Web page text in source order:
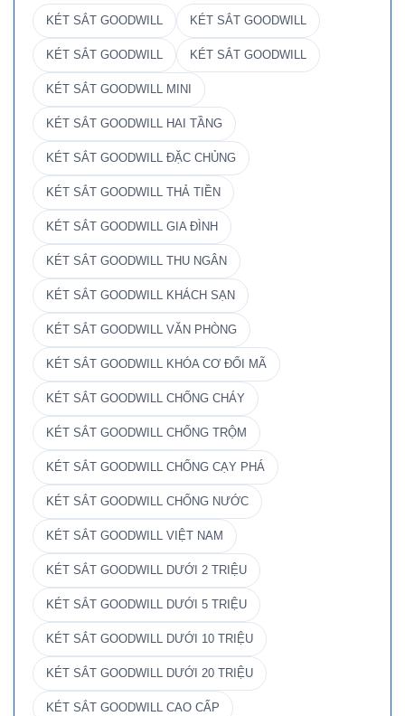
KÉT SẮT GOODWILL KÉT SẮT GOODWILL
KÉT SẮT GOODWILL KÉT SẮT GOODWILL
KÉT SẮT GOODWILL MINI
KÉT SẮT GOODWILL HAI TẦNG
KÉT SẮT GOODWILL ĐẶC CHỦNG
KÉT SẮT GOODWILL THẢ TIỀN
KÉT SẮT GOODWILL GIA ĐÌNH
KÉT SẮT GOODWILL THU NGÂN
KÉT SẮT GOODWILL KHÁCH SẠN
KÉT SẮT GOODWILL VĂN PHÒNG
KÉT SẮT GOODWILL KHÓA CƠ ĐỔI MÃ
KÉT SẮT GOODWILL CHỐNG CHÁY
KÉT SẮT GOODWILL CHỐNG TRỘM
KÉT SẮT GOODWILL CHỐNG CẠY PHÁ
KÉT SẮT GOODWILL CHỐNG NƯỚC
KÉT SẮT GOODWILL VIỆT NAM
KÉT SẮT GOODWILL DƯỚI 2 TRIỆU
KÉT SẮT GOODWILL DƯỚI 5 TRIỆU
KÉT SẮT GOODWILL DƯỚI 10 TRIỆU
KÉT SẮT GOODWILL DƯỚI 20 TRIỆU
KÉT SẮT GOODWILL CAO CẤP